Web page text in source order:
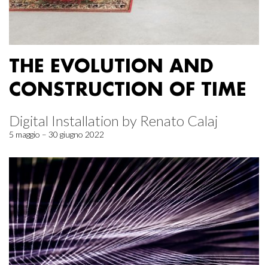
THE EVOLUTION AND
CONSTRUCTION OF TIME
Digital Installation by Renato Calaj
5 maggio – 30 giugno 2022